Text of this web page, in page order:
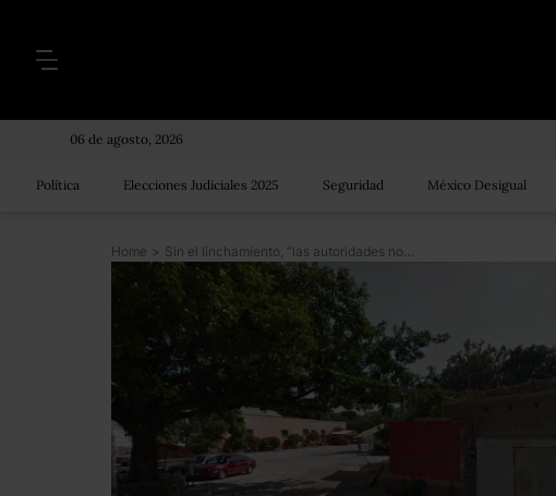
06 de agosto, 2026
Política Elecciones Judiciales 2025 Seguridad México Desigual
Home > Sin el linchamiento, “las autoridades no hubieran venido a Tepexco”